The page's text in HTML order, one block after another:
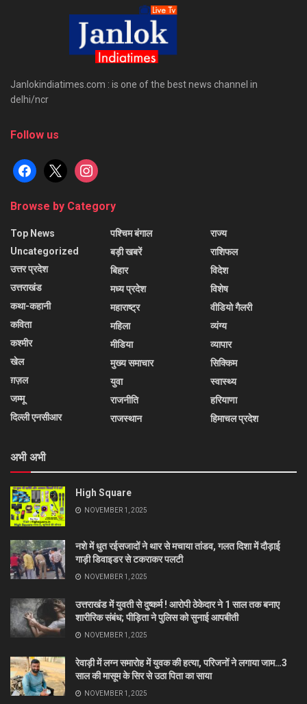
Janlokindiatimes.com : is one of the best news channel in
delhi/ncr
Follow us
facebook
x instagram
Browse by Category
Top News
Uncategorized
उत्तर प्रदेश
उत्तराखंड
कथा-कहानी
कविता
कश्मीर
खेल
ग़ज़ल
जम्मू
दिल्ली एनसीआर
पश्चिम बंगाल
बड़ी खबरें
बिहार
मध्य प्रदेश
महाराष्ट्र
महिला
मीडिया
मुख्य समाचार
युवा
राजनीति
राजस्थान
राज्य
राशिफल
विदेश
विशेष
वीडियो गैलरी
व्यंग्य
व्यापार
सिक्किम
स्वास्थ्य
हरियाणा
हिमाचल प्रदेश
अभी अभी
High Square
NOVEMBER 1, 2025
नशे में धुत रईसजादों ने थार से मचाया तांडव, गलत दिशा में दौड़ाई
गाड़ी डिवाइडर से टकराकर पलटी
NOVEMBER 1, 2025
उत्तराखंड में युवती से दुष्कर्म ! आरोपी ठेकेदार ने 1 साल तक बनाए
शारीरिक संबंध; पीड़िता ने पुलिस को सुनाई आपबीती
NOVEMBER 1, 2025
रेवाड़ी में लग्न समारोह में युवक की हत्या, परिजनों ने लगाया जाम…3
साल की मासूम के सिर से उठा पिता का साया
NOVEMBER 1, 2025